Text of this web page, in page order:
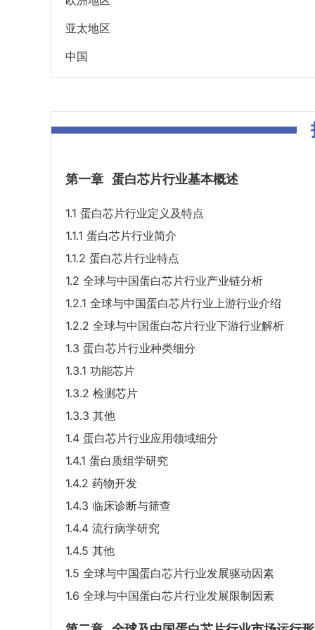
亚太地区
中国
第一章 蛋白芯片行业基本概述
1.1 蛋白芯片行业定义及特点
1.1.1 蛋白芯片行业简介
1.1.2 蛋白芯片行业特点
1.2 全球与中国蛋白芯片行业产业链分析
1.2.1 全球与中国蛋白芯片行业上游行业介绍
1.2.2 全球与中国蛋白芯片行业下游行业解析
1.3 蛋白芯片行业种类细分
1.3.1 功能芯片
1.3.2 检测芯片
1.3.3 其他
1.4 蛋白芯片行业应用领域细分
1.4.1 蛋白质组学研究
1.4.2 药物开发
1.4.3 临床诊断与筛查
1.4.4 流行病学研究
1.4.5 其他
1.5 全球与中国蛋白芯片行业发展驱动因素
1.6 全球与中国蛋白芯片行业发展限制因素